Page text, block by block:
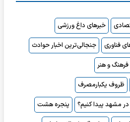
خبرهای داغ ورزشی
فناوری
جنجالی‌ترین اخبار حوادث
فرهنگ و هنر
ظروف یکبارمصرف
پنجره هشت